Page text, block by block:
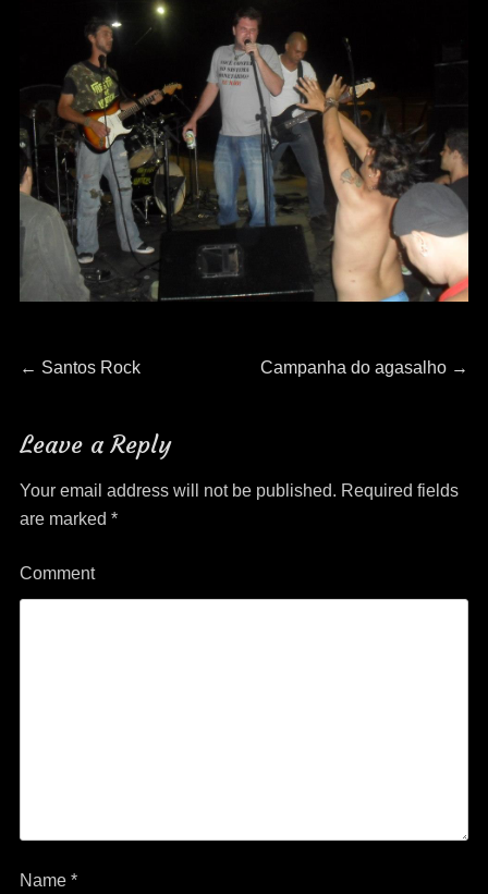
Post
navigation
← Previous
Santos Rock
Next
Campanha do agasalho →
Leave a Reply
Your email address will not be published. Required fields
are marked *
Comment
Name *